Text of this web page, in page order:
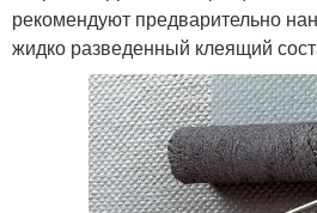
рекомендуют предварительно
жидко разведенный клеящий